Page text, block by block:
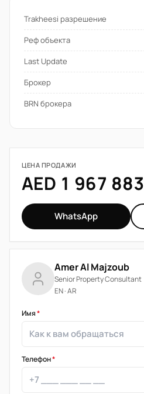
Trakheesi разрешение
Реф объекта
Last Update
Брокер
BRN брокера
ЦЕНА ПРОДАЖИ
AED 1 967 883
WhatsApp
Amer Al Majzoub
Senior Property Consultant
EN · AR
Имя*
Телефон*